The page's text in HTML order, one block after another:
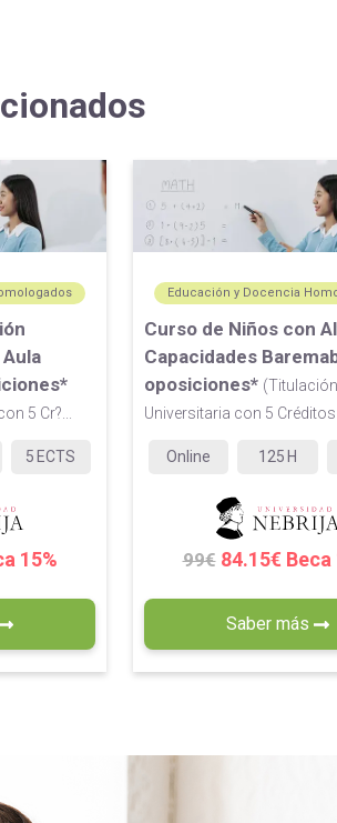
5 Cr?...
5 ECTS
15%
Educación y Docencia
Curso de Niños con
Capacidades
oposiciones* (Titulación
Universitaria con 5 Créditos
Online 125 H
99€ 84.15€ Beca
Saber más